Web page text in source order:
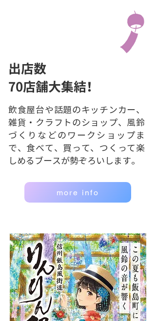
出店数
70店舗大集結！
飲食屋台や話題のキッチンカー、
雑貨・クラフトのショップ、風鈴
づくりなどのワークショップま
で、食べて、買って、つくって楽
しめるブースが勢ぞろいします。
more info